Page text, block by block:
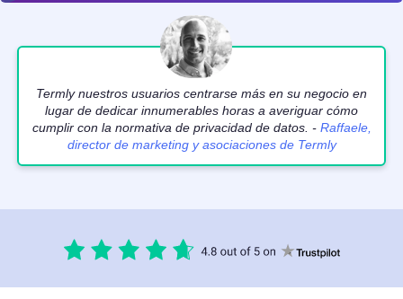
Termly nuestros usuarios centrarse más en su negocio en
lugar de dedicar innumerables horas a averiguar cómo
cumplir con la normativa de privacidad de datos. - Raffaele,
director de marketing y asociaciones de Termly